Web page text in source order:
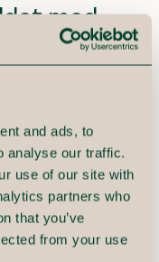
and ads, to
analyse our traffic.
use of our site with
partners who
that you’ve
from your use
med
der har